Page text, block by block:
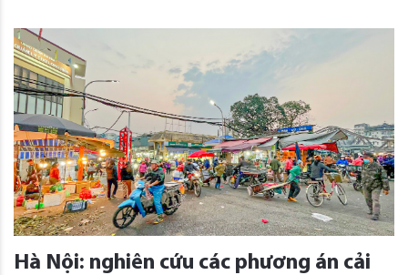
Hà Nội: nghiên cứu các phương án cải